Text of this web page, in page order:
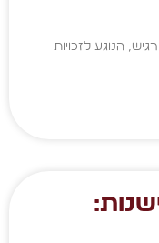
הנוגע לזכויות